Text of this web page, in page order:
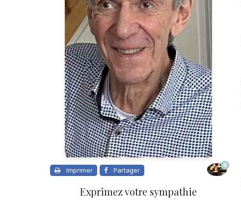
Imprimer Partager
6
Exprimez votre sympathie